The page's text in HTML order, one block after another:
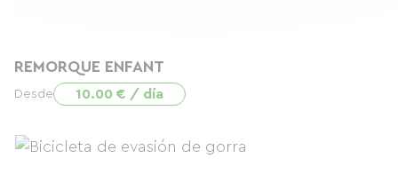
REMORQUE ENFANT
Desde 10.00 € / día